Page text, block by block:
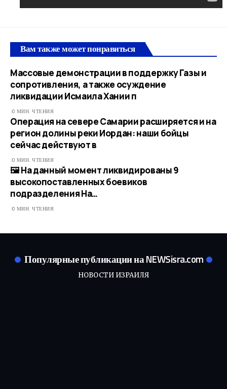
Вам также может понравиться
Массовые демонстрации в поддержку Газы и
сопротивления, а также осуждение
ликвидации Исмаила Хании п
0 МИН. ЧТЕНИЯ
Операция на севере Самарии расширяется и на
регион долины реки Иордан: наши бойцы
сейчас действуют в
0 МИН. ЧТЕНИЯ
🖼 На данный момент ликвидированы 9
высокопоставленных боевиков
подразделения На…​
0 МИН. ЧТЕНИЯ
Популярные публикации на NEWSisra.com
НОВОСТИ ИЗРАИЛЯ